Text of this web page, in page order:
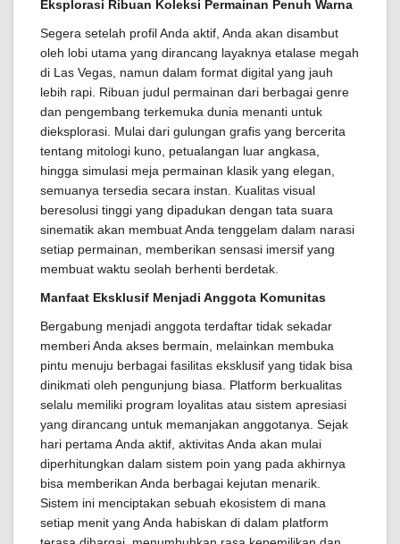
Eksplorasi Ribuan Koleksi Permainan Penuh Warna
Segera setelah profil Anda aktif, Anda akan disambut
oleh lobi utama yang dirancang layaknya etalase megah
di Las Vegas, namun dalam format digital yang jauh
lebih rapi. Ribuan judul permainan dari berbagai genre
dan pengembang terkemuka dunia menanti untuk
dieksplorasi. Mulai dari gulungan grafis yang bercerita
tentang mitologi kuno, petualangan luar angkasa,
hingga simulasi meja permainan klasik yang elegan,
semuanya tersedia secara instan. Kualitas visual
beresolusi tinggi yang dipadukan dengan tata suara
sinematik akan membuat Anda tenggelam dalam narasi
setiap permainan, memberikan sensasi imersif yang
membuat waktu seolah berhenti berdetak.
Manfaat Eksklusif Menjadi Anggota Komunitas
Bergabung menjadi anggota terdaftar tidak sekadar
memberi Anda akses bermain, melainkan membuka
pintu menuju berbagai fasilitas eksklusif yang tidak bisa
dinikmati oleh pengunjung biasa. Platform berkualitas
selalu memiliki program loyalitas atau sistem apresiasi
yang dirancang untuk memanjakan anggotanya. Sejak
hari pertama Anda aktif, aktivitas Anda akan mulai
diperhitungkan dalam sistem poin yang pada akhirnya
bisa memberikan Anda berbagai kejutan menarik.
Sistem ini menciptakan sebuah ekosistem di mana
setiap menit yang Anda habiskan di dalam platform